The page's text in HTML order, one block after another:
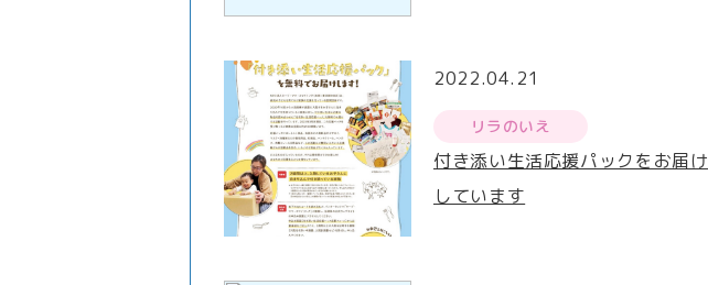
2022.04.21
リラのいえ
付き添い生活応援パックをお届け
しています